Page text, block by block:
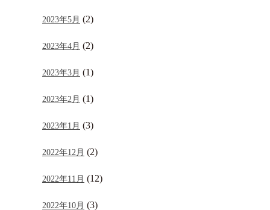
2023年5月 (2)
2023年4月 (2)
2023年3月 (1)
2023年2月 (1)
2023年1月 (3)
2022年12月 (2)
2022年11月 (12)
2022年10月 (3)